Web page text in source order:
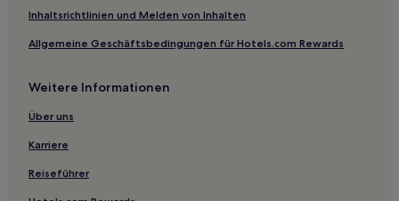
Gasthöfe in England
Lgbtqia-Freundliche nahe Regent Street
Strand in England
Günstige in England
Lgbtqia-Freundliche in England
Haustierfreundliche in England
Inhaltsrichtlinien und Melden von Inhalten
Allgemeine Geschäftsbedingungen für Hotels.com Rewards
Weitere Informationen
Über uns
Karriere
Reiseführer